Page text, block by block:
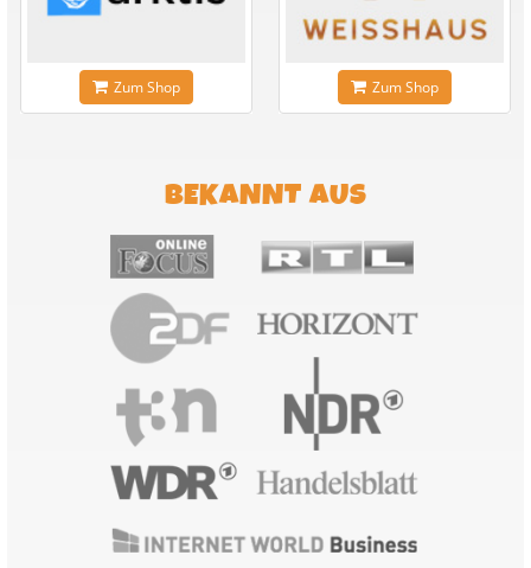
Zum Shop Zum Shop
BEKANNT AUS